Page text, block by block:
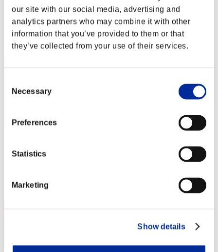
our site with our social media, advertising and
analytics partners who may combine it with other
information that you’ve provided to them or that
they’ve collected from your use of their services.
Selection
Necessary
Preferences
Statistics
Marketing
Show details
Punteggio:Lv:1/04'45"88
Posizione
2
3